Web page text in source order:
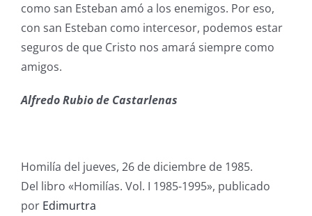
como san Esteban amó a los enemigos. Por eso,
con san Esteban como intercesor, podemos estar
seguros de que Cristo nos amará siempre como
amigos.
Alfredo Rubio de Castarlenas
Homilía del jueves, 26 de diciembre de 1985.
Del libro «Homilías. Vol. I 1985-1995», publicado
por Edimurtra